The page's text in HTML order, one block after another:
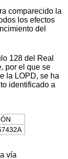
comparecido la
los efectos
del
128 del Real
por el que se
la LOPD, se ha
identificado a
vía